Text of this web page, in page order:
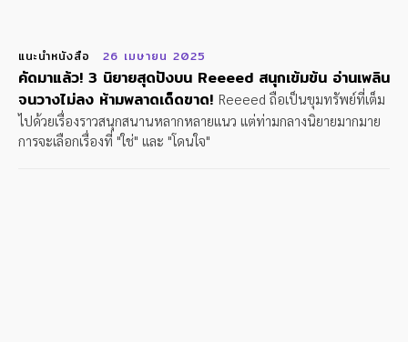
แนะนำหนังสือ 26 เมษายน 2025
คัดมาแล้ว! 3 นิยายสุดปังบน Reeeed สนุกเข้มข้น อ่านเพลิน
จนวางไม่ลง ห้ามพลาดเด็ดขาด! Reeeed ถือเป็นขุมทรัพย์ที่เต็ม
ไปด้วยเรื่องราวสนุกสนานหลากหลายแนว แต่ท่ามกลางนิยายมากมาย
การจะเลือกเรื่องที่ "ใช่" และ "โดนใจ"